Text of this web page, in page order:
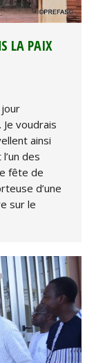
LA PAIX
Je voudrais
ainsi
des
fête de
d’une
sur le